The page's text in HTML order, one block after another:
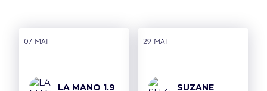
07 mai
LA MANO 1.9
29 mai
SUZANE